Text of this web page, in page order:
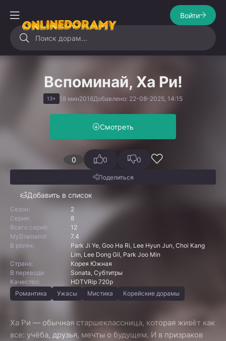
Войти
Вспоминай, Ха Ри!
13+ 18 мин2018Добавлено: 22-08-2025, 14:15
Смотреть
0
Добавить в список
0 0
Поделиться
Сезон:
2
Серия:
8
Всего серий:
12
MyDramalist:
7.4
В ролях:
Park Ji Ye, Goo Ha Ri, Lee Hyun Jun, Choi Kang
Lim, Lee Dong Gil, Park Joo Min
Страна:
Корея Южная
В переводе:
Sonata, Субтитры
Качество:
HDTVRip 720p
Романтика
Ужасы Мистика Корейские дорамы
Ха Ри — обычная старшеклассница, которая живёт как
все: учёба, друзья, мечты о будущем. И в призраков